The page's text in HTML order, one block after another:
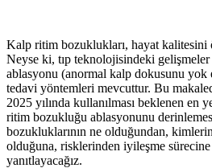
Kalp ritim bozuklukları, hayat
Neyse ki, tıp teknolojisindeki
ablasyonu (anormal kalp dokusunu
tedavi yöntemleri mevcuttur. Bu
2025 yılında kullanılması beklenen en
ritim bozukluğu ablasyonunu
bozukluklarının ne olduğundan,
olduğuna, risklerinden iyileşme
yanıtlayacağız.